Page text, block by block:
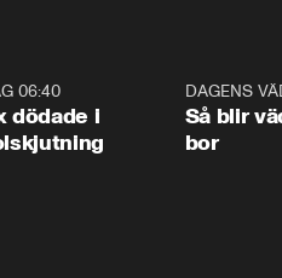
06:40
dödade i
DAGENS
Så blir
bor